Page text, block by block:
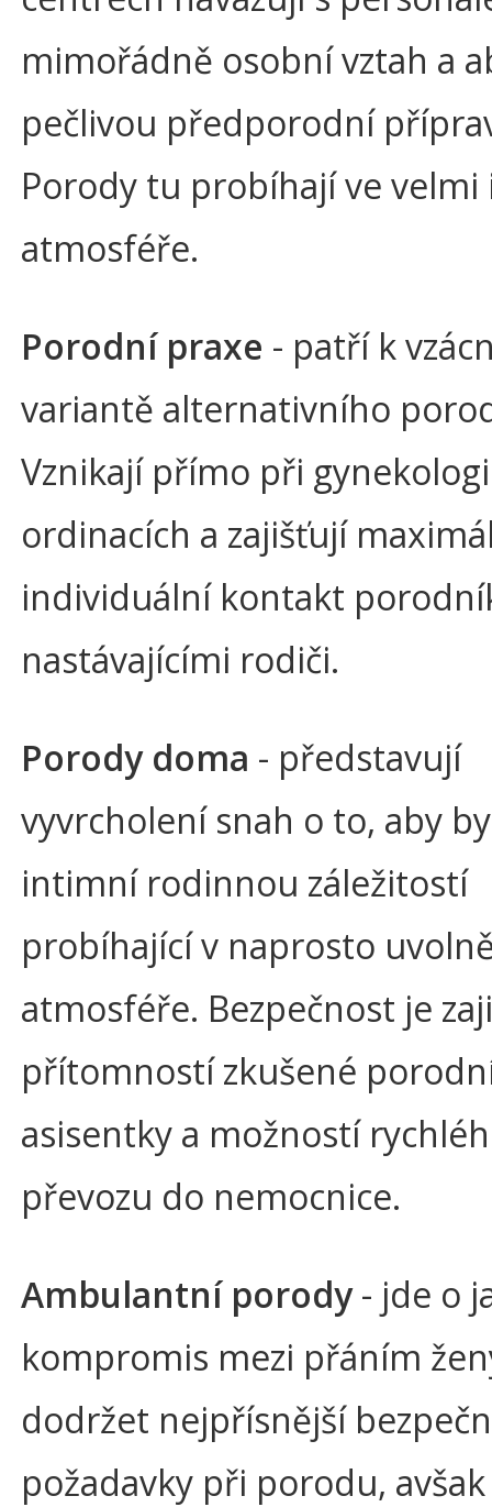
mimořádně osobní vztah a
pečlivou předporodní
Porody tu probíhají ve
atmosféře.
Porodní praxe - patří k
variantě alternativního
Vznikají přímo při
ordinacích a zajišťují
individuální kontakt
nastávajícími rodiči.
Porody doma - představují
vyvrcholení snah o to, aby
intimní rodinnou záležitostí
probíhající v naprosto
atmosféře. Bezpečnost je
přítomností zkušené
asisentky a možností
převozu do nemocnice.
Ambulantní porody- jde o
kompromis mezi přáním
dodržet nejpřísnější
požadavky při porodu,